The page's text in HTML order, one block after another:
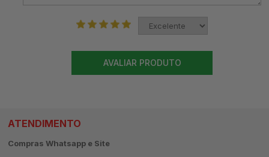
AVALIAR PRODUTO
ATENDIMENTO
Compras Whatsapp e Site